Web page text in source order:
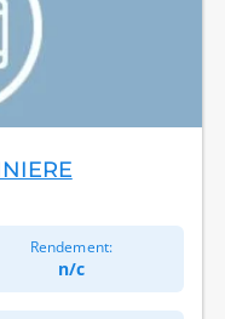
Rendement:
n/c